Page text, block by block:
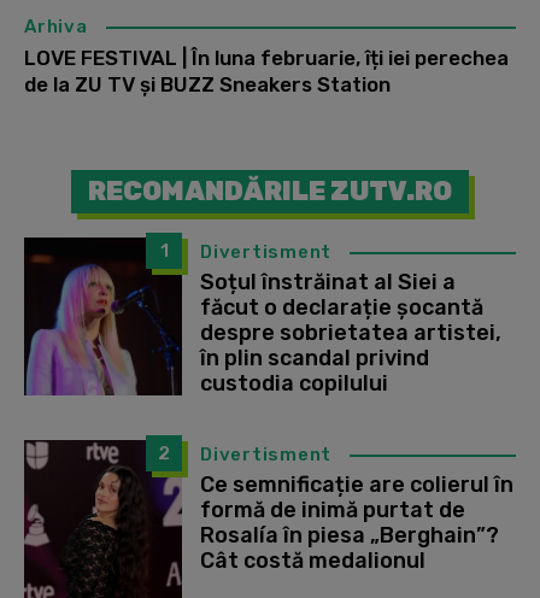
Arhiva
LOVE FESTIVAL | În luna februarie, îți iei perechea
de la ZU TV și BUZZ Sneakers Station
RECOMANDĂRILE ZUTV.RO
1 Divertisment
Soțul înstrăinat al Siei a
făcut o declarație șocantă
despre sobrietatea artistei,
în plin scandal privind
custodia copilului
2 Divertisment
Ce semnificație are colierul în
formă de inimă purtat de
Rosalía în piesa „Berghain”?
Cât costă medalionul